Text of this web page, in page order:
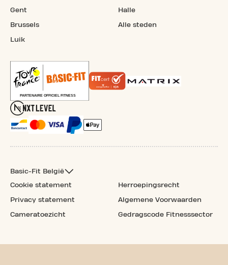
Gent
Brussels
Luik
Halle
Alle steden
Basic-Fit België
Cookie statement
Privacy statement
Cameratoezicht
Herroepingsrecht
Algemene Voorwaarden
Gedragscode Fitnesssector